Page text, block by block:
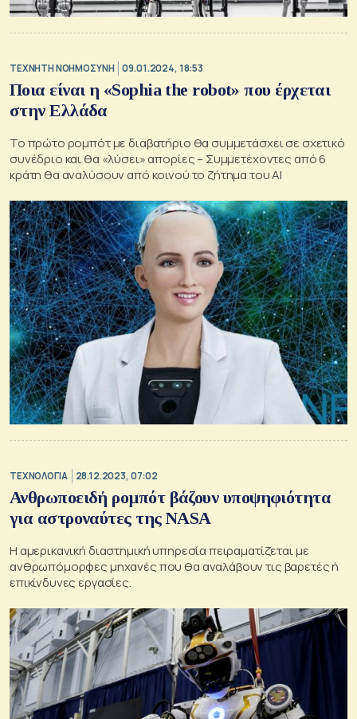
TΕΧΝΗΤΗ ΝΟΗΜΟΣΥΝΗ 09.01.2024, 18:53
Ποια είναι η «Sophia the robot» που έρχεται
στην Ελλάδα
Το πρώτο ρομπότ με διαβατήριο θα συμμετάσχει σε σχετικό
συνέδριο και θα «λύσει» απορίες – Συμμετέχοντες από 6
κράτη θα αναλύσουν από κοινού το ζήτημα του AI
ΤΕΧΝΟΛΟΓΙΑ 28.12.2023, 07:02
Ανθρωποειδή ρομπότ βάζουν υποψηφιότητα
για αστροναύτες της NASA
Η αμερικανική διαστημική υπηρεσία πειραματίζεται με
ανθρωπόμορφες μηχανές που θα αναλάβουν τις βαρετές ή
επικίνδυνες εργασίες.